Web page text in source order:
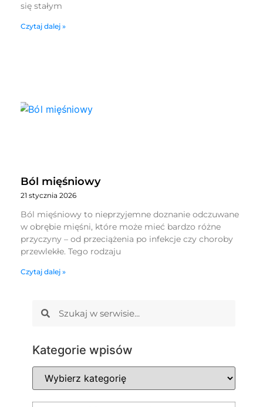
się stałym
Czytaj dalej »
Ból mięśniowy
21 stycznia 2026
Ból mięśniowy to nieprzyjemne doznanie odczuwane
w obrębie mięśni, które może mieć bardzo różne
przyczyny – od przeciążenia po infekcje czy choroby
przewlekłe. Tego rodzaju
Czytaj dalej »
Kategorie wpisów